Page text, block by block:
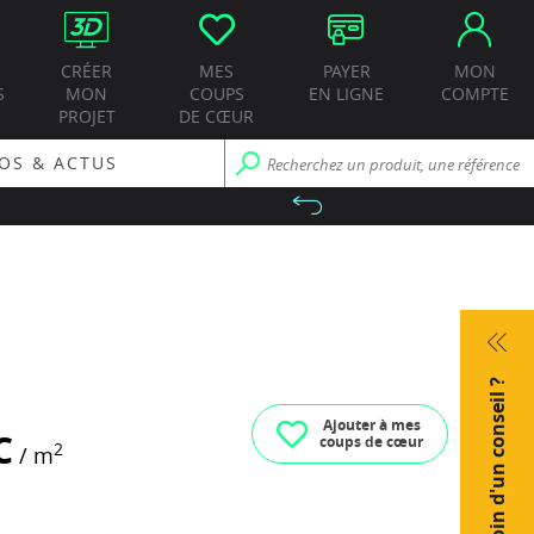
CRÉER
MON
PROJET
MES
COUPS
DE CŒUR
PAYER
EN LIGNE
MON
COMPTE
& ACTUS
Besoin d'un conseil ?
/ m2
Ajouter à mes
coups de cœur